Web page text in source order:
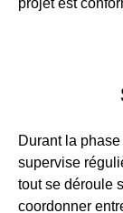
Durant la
supervise
tout se déroule
coordonner